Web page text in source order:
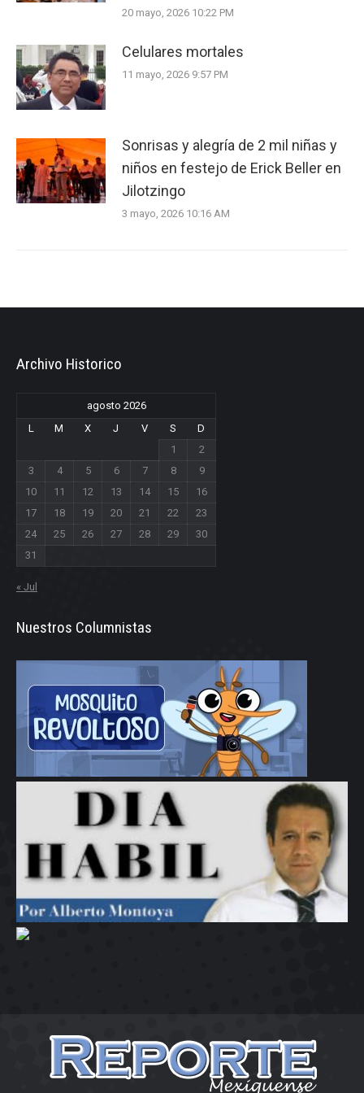
20 mayo, 2026 10:22 PM
Celulares mortales
11 mayo, 2026 9:57 PM
Sonrisas y alegría de 2 mil niñas y
niños en festejo de Erick Beller en
Jilotzingo
3 mayo, 2026 10:16 AM
Archivo Historico
agosto 2026
L
M X J V S
D
1
2
3
4 5 6 7 8
9
10
11 12 13 14 15
16
17
18 19 20 21 22
23
24
25 26 27 28 29
30
31
« Jul
Nuestros Columnistas